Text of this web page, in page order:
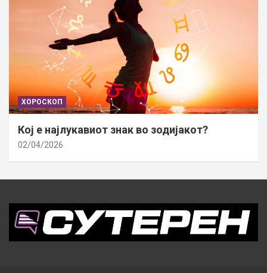
ХОРОСКОП
Кој е најлукавиот знак во зодијакот?
02/04/2026